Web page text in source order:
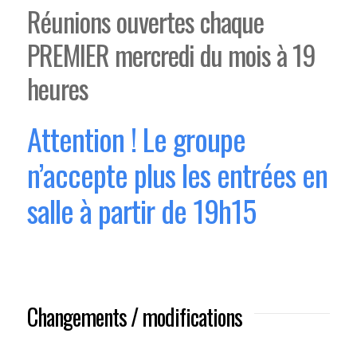
Réunions ouvertes chaque
PREMIER mercredi du mois à 19
heures
Attention ! Le groupe
n’accepte plus les entrées en
salle à partir de 19h15
Changements / modifications